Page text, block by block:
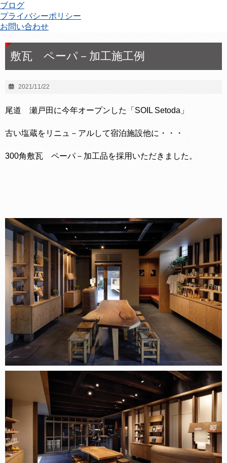
ブログ
プライバシーポリシー
お問い合わせ
敷瓦 ペーパ－加工施工例
2021/11/22
尾道 瀬戸田に今年オープンした「SOIL Setoda」
古い塩蔵をリニュ－アルして宿泊施設他に・・・
300角敷瓦 ペーパ－加工品を採用いただきました。